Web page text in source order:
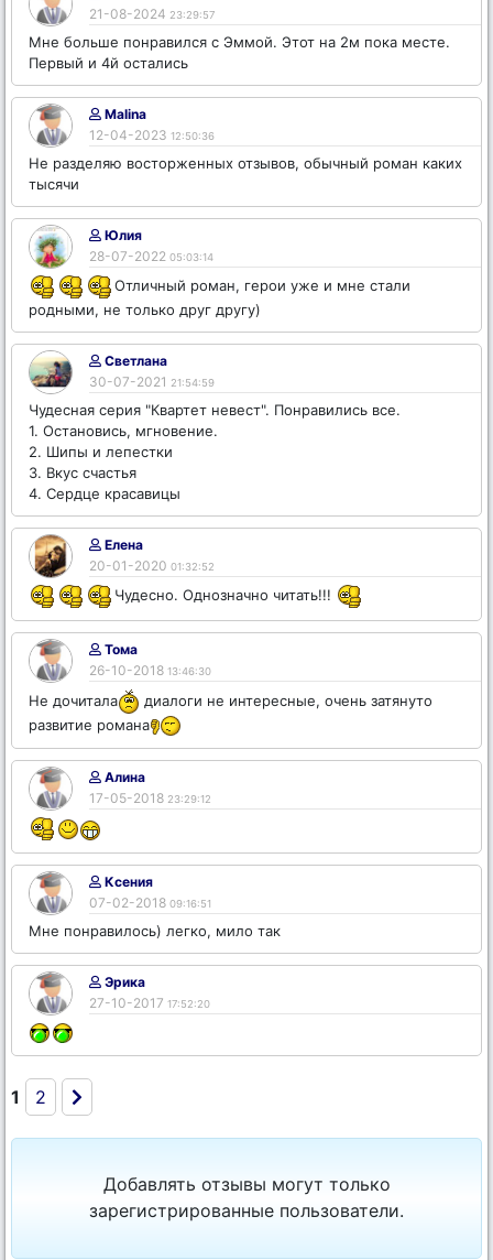
21-08-2024 23:29:57
Мне больше понравился с Эммой. Этот на 2м пока месте.
Первый и 4й остались
Malina
12-04-2023 12:50:36
Не разделяю восторженных отзывов, обычный роман каких
тысячи
Юлия
28-07-2022 05:03:14
Отличный роман, герои уже и мне стали
родными, не только друг другу)
Светлана
30-07-2021 21:54:59
Чудесная серия "Квартет невест". Понравились все.
1. Остановись, мгновение.
2. Шипы и лепестки
3. Вкус счастья
4. Сердце красавицы
Елена
20-01-2020 01:32:52
Чудесно. Однозначно читать!!!
Тома
26-10-2018 13:46:30
Не дочитала
диалоги не интересные, очень затянуто
развитие романа
Алина
17-05-2018 23:29:12
Ксения
07-02-2018 09:16:51
Мне понравилось) легко, мило так
Эрика
27-10-2017 17:52:20
1 2
Добавлять отзывы могут только
зарегистрированные пользователи.